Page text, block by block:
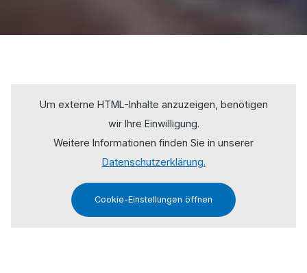
Um externe HTML-Inhalte anzuzeigen, benötigen
wir Ihre Einwilligung.
Weitere Informationen finden Sie in unserer
Datenschutzerklärung.
Cookie-Einstellungen öffnen